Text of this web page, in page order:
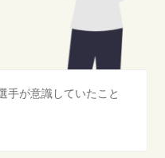
手が意識していたこと